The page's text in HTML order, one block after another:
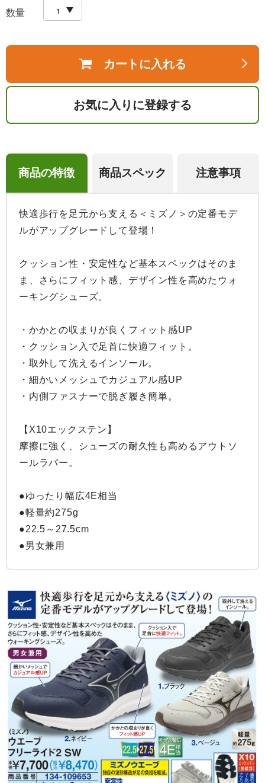
数量
カートに入れる
お気に入りに登録する
商品の特徴 商品スペック 注意事項
快適歩行を足元から支える＜ミズノ＞の定番モデ
ルがアップグレードして登場！
クッション性・安定性など基本スペックはそのま
ま、さらにフィット感、デザイン性を高めたウォ
ーキングシューズ。
・かかとの収まりが良くフィット感UP
・クッション入で足首に快適フィット。
・取外して洗えるインソール。
・細かいメッシュでカジュアル感UP
・内側ファスナーで脱ぎ履き簡単。
【X10エックステン】
摩擦に強く、シューズの耐久性も高めるアウトソ
ールラバー。
●ゆったり幅広4E相当
●軽量約275g
●22.5～27.5cm
●男女兼用